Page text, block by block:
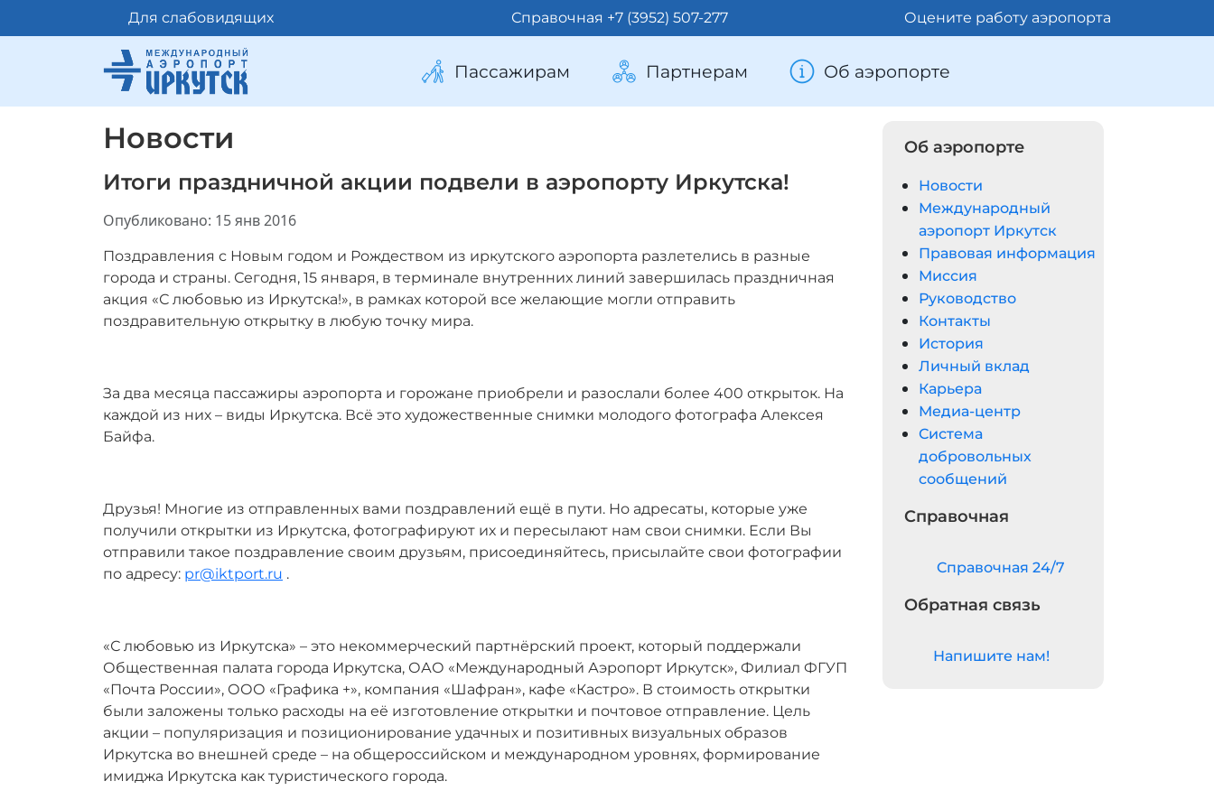
Для слабовидящих Справочная +7 (3952) 507-277 Оцените работу аэропорта
Пассажирам Партнерам Об аэропорте
Новости
Итоги праздничной акции подвели в аэропорту Иркутска!
Информация о материале
Опубликовано: 15 янв 2016
Поздравления с Новым годом и Рождеством из иркутского аэропорта разлетелись в разные
города и страны. Сегодня, 15 января, в терминале внутренних линий завершилась праздничная
акция «С любовью из Иркутска!», в рамках которой все желающие могли отправить
поздравительную открытку в любую точку мира.
За два месяца пассажиры аэропорта и горожане приобрели и разослали более 400 открыток. На
каждой из них – виды Иркутска. Всё это художественные снимки молодого фотографа Алексея
Байфа.
Друзья! Многие из отправленных вами поздравлений ещё в пути. Но адресаты, которые уже
получили открытки из Иркутска, фотографируют их и пересылают нам свои снимки. Если Вы
отправили такое поздравление своим друзьям, присоединяйтесь, присылайте свои фотографии
по адресу: pr@iktport.ru .
«С любовью из Иркутска» – это некоммерческий партнёрский проект, который поддержали
Общественная палата города Иркутска, ОАО «Международный Аэропорт Иркутск», Филиал ФГУП
«Почта России», ООО «Графика +», компания «Шафран», кафе «Кастро». В стоимость открытки
были заложены только расходы на её изготовление открытки и почтовое отправление. Цель
акции – популяризация и позиционирование удачных и позитивных визуальных образов
Иркутска во внешней среде – на общероссийском и международном уровнях, формирование
имиджа Иркутска как туристического города.
Об аэропорте
Новости
Международный
аэропорт Иркутск
Правовая информация
Миссия
Руководство
Контакты
История
Личный вклад
Карьера
Медиа-центр
Система
добровольных
сообщений
Справочная
Cправочная 24/7
Обратная связь
Напишите нам!